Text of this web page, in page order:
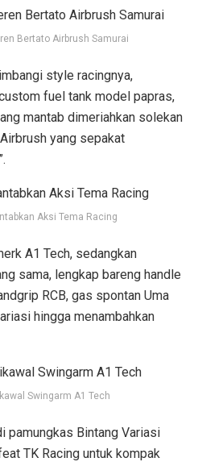
Bertato Airbrush Samurai
style racingnya,
fuel tank model papras,
mantab dimeriahkan solekan
yang sepakat
Aksi Tema Racing
A1 Tech, sedangkan
sama, lengkap bareng handle
RCB, gas spontan Uma
hingga menambahkan
Swingarm A1 Tech
pamungkas Bintang Variasi
TK Racing untuk kompak